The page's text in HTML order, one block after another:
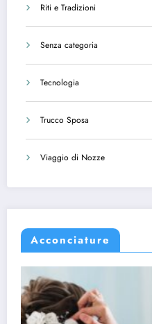
Riti e Tradizioni
Senza categoria
Tecnologia
Trucco Sposa
Viaggio di Nozze
Acconciature
ACCONCIATURE SPOSA